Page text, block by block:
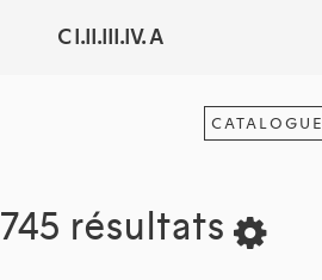
C I.II.III.IV. A
CATALOGUE
745 résultats